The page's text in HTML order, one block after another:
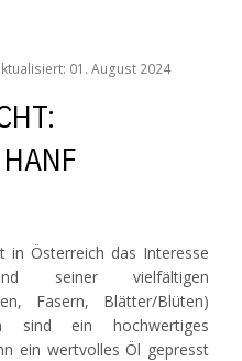
01. August 2024
in Österreich das Interesse
seiner vielfältigen
Fasern, Blätter/Blüten)
sind ein hochwertiges
ein wertvolles Öl gepresst